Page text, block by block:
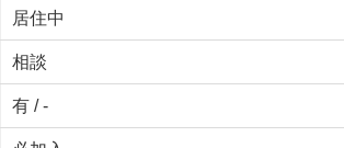
居住中
相談
有 / -